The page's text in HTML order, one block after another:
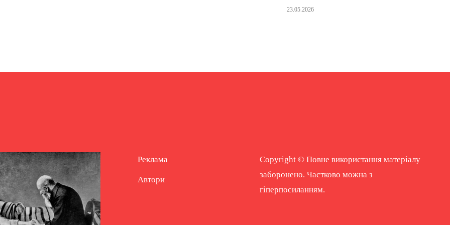
23.05.2026
Реклама
Автори
Copyright © Повне використання матеріалу
заборонено. Частково можна з
гіперпосиланням.